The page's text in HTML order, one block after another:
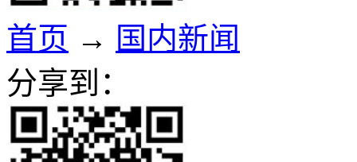
首页 → 国内新闻
分享到：